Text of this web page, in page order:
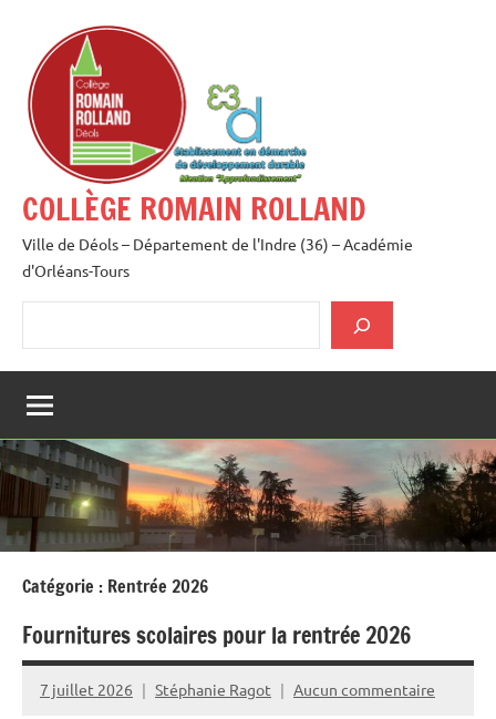
contenu
COLLÈGE ROMAIN ROLLAND
Ville de Déols – Département de l'Indre (36) – Académie
d'Orléans-Tours
Catégorie : Rentrée 2026
Fournitures scolaires pour la rentrée 2026
7 juillet 2026 Stéphanie Ragot Aucun commentaire